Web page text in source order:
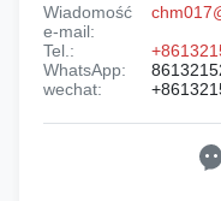
Wiadomość
e-mail:
Tel.:
WhatsApp:
wechat: